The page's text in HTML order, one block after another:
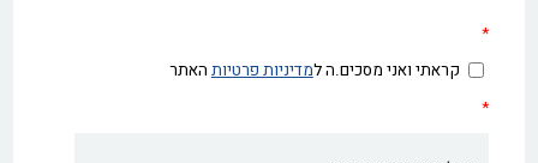
*
קראתי ואני מסכים.ה למדיניות פרטיותהאתר
*